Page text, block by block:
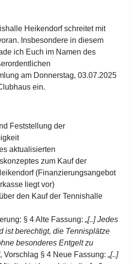
Heikendorf schreitet mit
Insbesondere in diesem
ich Euch im Namen des
am Donnerstag, 03.07.2025
ein.
Feststellung der
aktualisierten
zum Kauf der
(Finanzierungsangebot
liegt vor)
den Kauf der Tennishalle
§ 4 Alte Fassung: „[..] Jedes
ist berechtigt, die Tennisplätze
besonderes Entgelt zu
, Vorschlag § 4 Neue Fassung: „[..]